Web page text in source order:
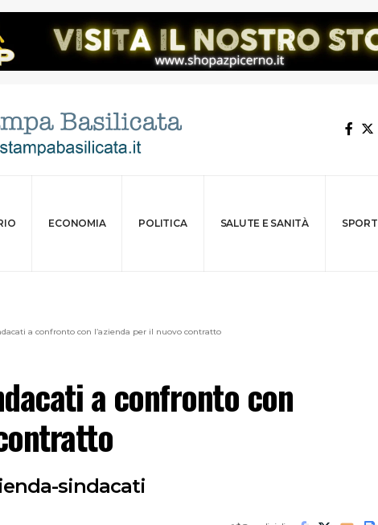
ECONOMIA POLITICA SALUTE E SANITÀ SPORT
a confronto con l’azienda per il nuovo contratto
a confronto con
sindacati